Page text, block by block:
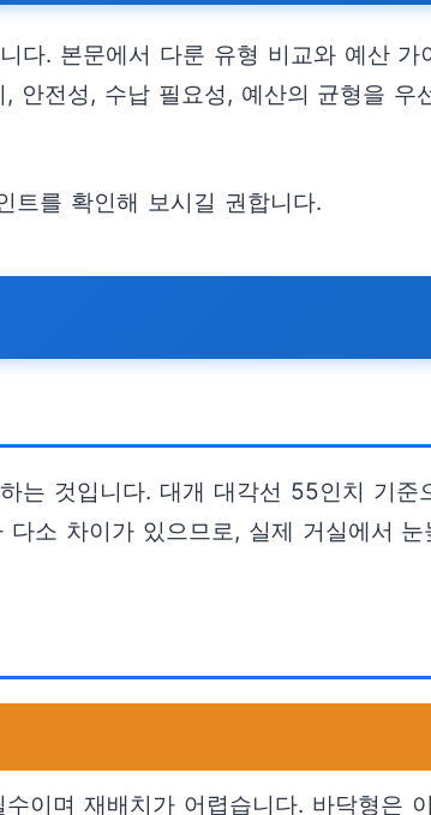
다. 본문에서 다룬 유형 비교와 예산 가
전성, 수납 필요성, 예산의 균형을 우
트를 확인해 보시길 권합니다.
는 것입니다. 대개 대각선 55인치 기준
소 차이가 있으므로, 실제 거실에서
이며 재배치가 어렵습니다. 바닥형은